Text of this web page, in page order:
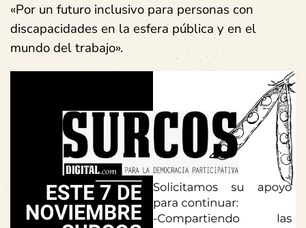
«Por un futuro inclusivo para personas con
discapacidades en la esfera pública y en el
mundo del trabajo».